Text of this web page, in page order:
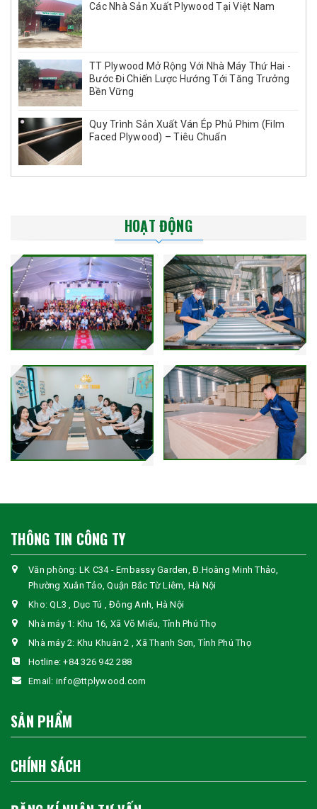
Các Nhà Sản Xuất Plywood Tại Việt Nam
TT Plywood Mở Rộng Với Nhà Máy Thứ Hai -
Bước Đi Chiến Lược Hướng Tới Tăng Trưởng
Bền Vững
Quy Trình Sản Xuất Ván Ép Phủ Phim (Film
Faced Plywood) – Tiêu Chuẩn
HOẠT ĐỘNG
THÔNG TIN CÔNG TY
Văn phòng: LK C34 - Embassy Garden, Đ.Hoàng Minh Thảo,
Phường Xuân Tảo, Quận Bắc Từ Liêm, Hà Nội
Kho: QL3 , Dục Tú , Đông Anh, Hà Nội
Nhà máy 1: Khu 16, Xã Võ Miếu, Tỉnh Phú Thọ
Nhà máy 2: Khu Khuân 2 , Xã Thanh Sơn, Tỉnh Phú Thọ
Hotline:+84 326 942 288
Email: info@ttplywood.com
SẢN PHẨM
CHÍNH SÁCH